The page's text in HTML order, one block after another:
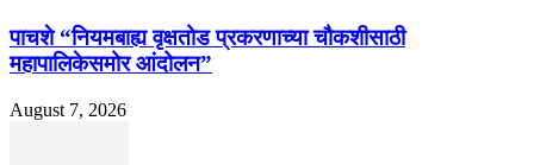
पाचशे “नियमबाह्य वृक्षतोड प्रकरणाच्या चौकशीसाठी
महापालिकेसमोर आंदोलन”
August 7, 2026